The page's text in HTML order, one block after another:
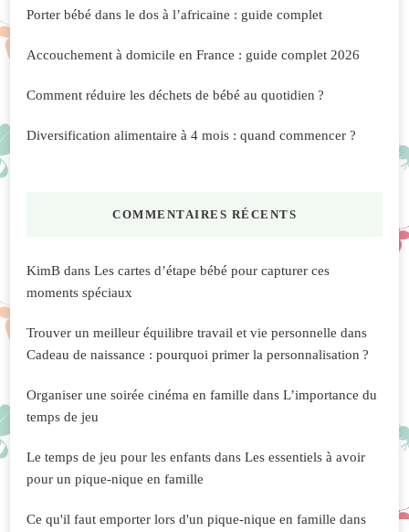
Porter bébé dans le dos à l’africaine : guide complet
Accouchement à domicile en France : guide complet 2026
Comment réduire les déchets de bébé au quotidien ?
Diversification alimentaire à 4 mois : quand commencer ?
COMMENTAIRES RÉCENTS
KimB dans Les cartes d’étape bébé pour capturer ces
moments spéciaux
Trouver un meilleur équilibre travail et vie personnelle dans
Cadeau de naissance : pourquoi primer la personnalisation ?
Organiser une soirée cinéma en famille dans L’importance du
temps de jeu
Le temps de jeu pour les enfants dans Les essentiels à avoir
pour un pique-nique en famille
Ce qu'il faut emporter lors d'un pique-nique en famille dans